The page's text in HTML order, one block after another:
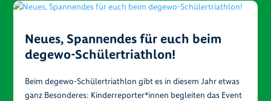
Neues, Spannendes für euch beim
degewo-Schülertriathlon!
Beim degewo-Schülertriathlon gibt es in diesem Jahr etwas
ganz Besonderes: Kinderreporter*innen begleiten das Event